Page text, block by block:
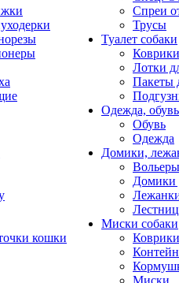
кошки
Спреи
Трусы
Туалет собаки
Коврики
Лотки
Пакеты
Одежда, обувь
Обувь
Одежда
Домики,
Домики
Миски собаки
Миски